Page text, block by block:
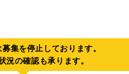
集を停止しております。
況の確認も承ります。